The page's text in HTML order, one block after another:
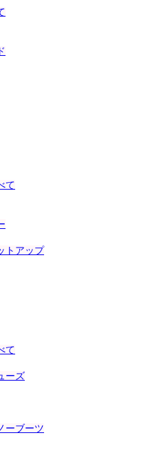
て
トアップ
て
ーズ
ーブーツ